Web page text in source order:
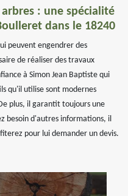
: une spécialité
dans le 18240
peuvent engendrer des
de réaliser des travaux
à Simon Jean Baptiste qui
qu'il utilise sont modernes
plus, il garantit toujours une
besoin d'autres informations, il
pour lui demander un devis.